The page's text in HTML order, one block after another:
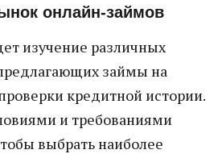
онлайн-займов
изучение различных
займы на
кредитной истории.
и требованиями
выбрать наиболее